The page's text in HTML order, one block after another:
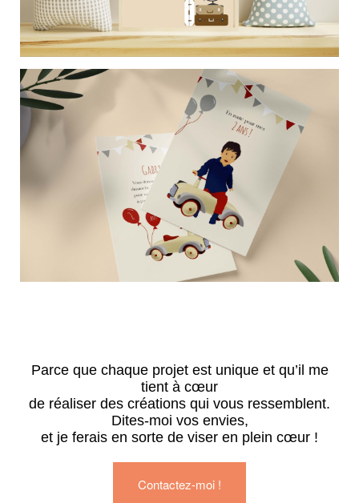
Parce que chaque projet est unique et qu’il me
tient à cœur
de réaliser des créations qui vous ressemblent.
Dites-moi vos envies,
et je ferais en sorte de viser en plein cœur !
Contactez-moi !